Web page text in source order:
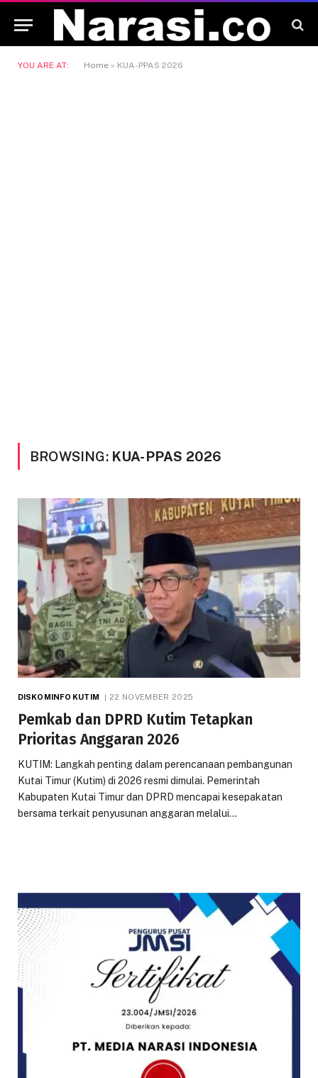
YOU ARE AT: Home » KUA-PPAS 2026
BROWSING: KUA-PPAS 2026
DISKOMINFO KUTIM 22 NOVEMBER 2025
Pemkab dan DPRD Kutim Tetapkan
Prioritas Anggaran 2026
KUTIM: Langkah penting dalam perencanaan pembangunan
Kutai Timur (Kutim) di 2026 resmi dimulai. Pemerintah
Kabupaten Kutai Timur dan DPRD mencapai kesepakatan
bersama terkait penyusunan anggaran melalui…